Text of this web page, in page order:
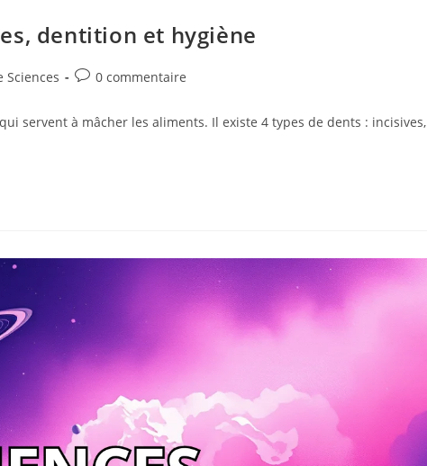
dentition et hygiène
Sciences 0 commentaire
servent à mâcher les aliments. Il existe 4 types de dents : incisives,